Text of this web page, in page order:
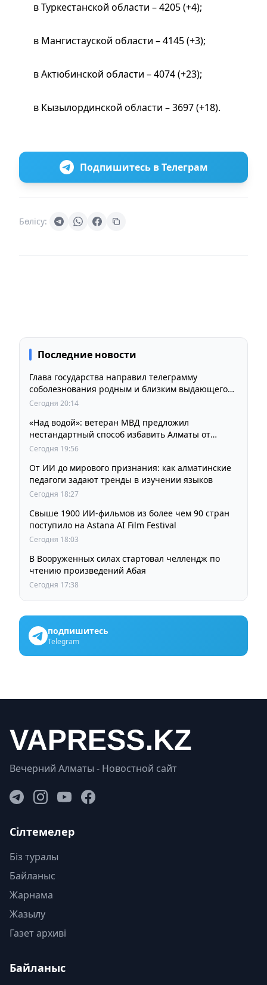
в Туркестанской области – 4205 (+4);
в Мангистауской области – 4145 (+3);
в Актюбинской области – 4074 (+23);
в Кызылординской области – 3697 (+18).
Подпишитесь в Телеграм
Бөлісу:
Последние новости
Глава государства направил телеграмму
соболезнования родным и близким выдающегося
кинорежиссера Ардака Амиркулова
Сегодня 20:14
«Над водой»: ветеран МВД предложил
нестандартный способ избавить Алматы от
пробок и смога
Сегодня 19:56
От ИИ до мирового признания: как алматинские
педагоги задают тренды в изучении языков
Сегодня 18:27
Свыше 1900 ИИ-фильмов из более чем 90 стран
поступило на Astana AI Film Festival
Сегодня 18:03
В Вооруженных силах стартовал челлендж по
чтению произведений Абая
Сегодня 17:38
подпишитесь
Telegram
Вечерний Алматы - Новостной сайт
Сілтемелер
Біз туралы
Байланыс
Жарнама
Жазылу
Газет архиві
Байланыс